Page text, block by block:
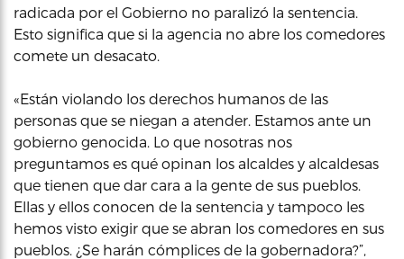
radicada por el Gobierno no paralizó la sentencia.
Esto significa que si la agencia no abre los comedores
comete un desacato.
«Están violando los derechos humanos de las
personas que se niegan a atender. Estamos ante un
gobierno genocida. Lo que nosotras nos
preguntamos es qué opinan los alcaldes y alcaldesas
que tienen que dar cara a la gente de sus pueblos.
Ellas y ellos conocen de la sentencia y tampoco les
hemos visto exigir que se abran los comedores en sus
pueblos. ¿Se harán cómplices de la gobernadora?”,